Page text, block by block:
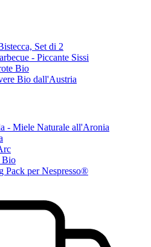
Set di 2
- Piccante Sissi
Bio
Bio dall'Austria
- Miele Naturale all'Aronia
Bio
Pack per Nespresso®